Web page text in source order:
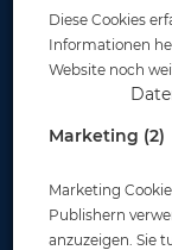
Diese Cookies
Informationen
Website noch
Marketing (2)
Marketing
Publishern
anzuzeigen. Sie